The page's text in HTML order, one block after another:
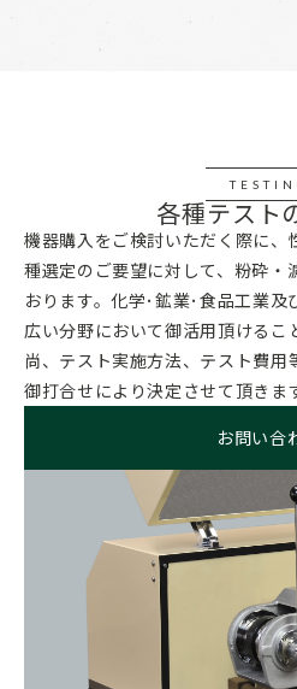
各種テスト
機器購入をご検討いただく際に、
種選定のご要望に対して、粉砕・
おります。化学･鉱業･食品工業
広い分野において御活用頂けるこ
尚、テスト実施方法、テスト費用
御打合せにより決定させて頂きま
お問い合